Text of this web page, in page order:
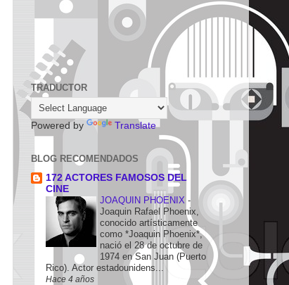
TRADUCTOR
Powered by Translate
BLOG RECOMENDADOS
172 ACTORES FAMOSOS DEL
CINE
JOAQUIN PHOENIX -
Joaquin Rafael Phoenix,
conocido artísticamente
como *Joaquin Phoenix*,
nació el 28 de octubre de
1974 en San Juan (Puerto
Rico). Actor estadounidens...
Hace 4 años